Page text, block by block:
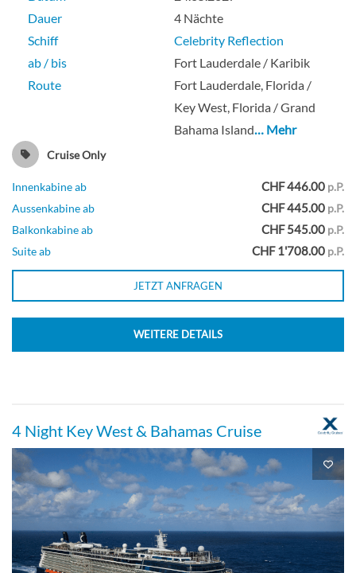
Balkonkabine
Veranda (teilweise eingeschränkte
Sicht)-[V3]
Deck 6
Balkonkabine
Veranda-[V4]
Veranda-[V5]
Balkonkabine
Dauer
4 Nächte
Schiff
Celebrity Reflection
ab / bis
Fort Lauderdale / Karibik
Route
Fort Lauderdale, Florida /
Key West, Florida / Grand
Bahama Island… Mehr
Cruise Only
Innenkabine ab CHF 446.00 p.P.
Aussenkabine ab
CHF 445.00 p.P.
Balkonkabine ab
CHF 545.00 p.P.
Suite ab
CHF 1'708.00 p.P.
JETZT ANFRAGEN
WEITERE DETAILS
4 Night Key West & Bahamas Cruise